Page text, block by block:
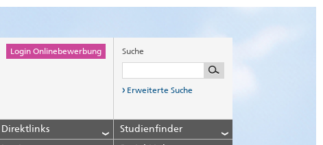
Login Onlinebewerbung Suche
Erweiterte Suche
Direktlinks
Studienfinder